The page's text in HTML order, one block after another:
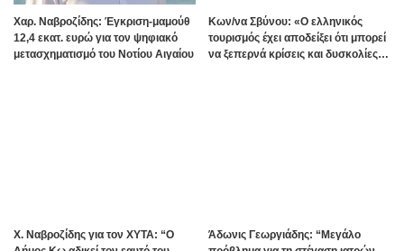
Χαρ. Ναβροζίδης: Έγκριση-μαμούθ
12,4 εκατ. ευρώ για τον ψηφιακό
μετασχηματισμό του Νοτίου Αιγαίου
Kων/να Σβύνου: «Ο ελληνικός
τουρισμός έχει αποδείξει ότι μπορεί
να ξεπερνά κρίσεις και δυσκολίες»
Χ. Ναβροζίδης για τον ΧΥΤΑ: “Ο
Άδωνις Γεωργιάδης: “Μεγάλο